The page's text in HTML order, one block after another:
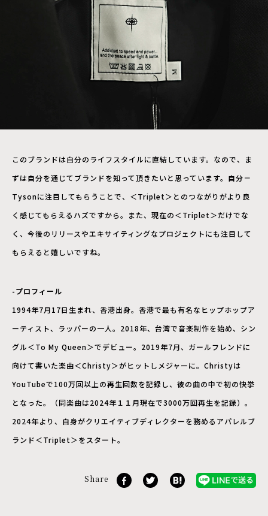
このブランドは自分のライフスタイルに直結しています。なので、ま
ずは自分を通じてブランドを知って頂きたいと思っています。自分＝
Tysonに注目してもらうことで、＜Triplet＞とのつながりがより良
く感じてもらえるハズですから。また、現在の＜Triplet＞だけでな
く、今後のリリースやエキサイティングなプロジェクトにも注目して
もらえると嬉しいですね。
-プロフィール
1994年7月17日生まれ、香港出身。香港で最も有名なヒップホップア
ーティスト、ラッパーの一人。2018年、台湾で音楽制作を始め、シン
グル＜To My Queen＞でデビュー。2019年7月、ガールフレンドに
向けて書いた楽曲＜Christy＞がヒットしメジャーに。Christyは
YouTubeで100万回以上の再生回数を記録し、彼の曲の中で初の快挙
となった。（同楽曲は2024年１１月現在で3000万回再生を記録）。
2024年より、自身がクリエイティブディレクターを務めるアパレルブ
ランド＜Triplet＞をスタート。
Share